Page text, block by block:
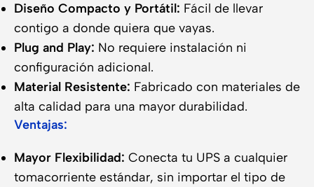
Diseño Compacto y Portátil: Fácil de llevar
contigo a donde quiera que vayas.
Plug and Play: No requiere instalación ni
configuración adicional.
Material Resistente: Fabricado con materiales de
alta calidad para una mayor durabilidad.
Ventajas:
Mayor Flexibilidad: Conecta tu UPS a cualquier
tomacorriente estándar, sin importar el tipo de